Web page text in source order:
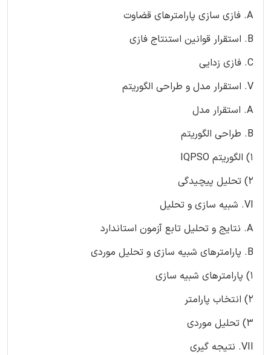
A. فازی سازی پارامترهای قضاوت
B. استقرار قوانین استنتاج فازی
C. فازی زدایی
V. استقرار مدل و طراحی الگوریتم
A. استقرار مدل
B. طراحی الگوریتم
1) الگوریتم IQPSO
2) تحلیل پیچیدگی
VI. شبیه سازی و تحلیل
A. نتایج و تحلیل تابع آزمون استاندارد
B. پارامترهای شبیه سازی و تحلیل موردی
1) پارامترهای شبیه سازی
2) انتخاب پارامتر
3) تحلیل موردی
VII. نتیجه گیری